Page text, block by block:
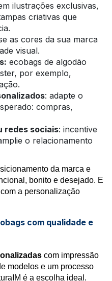
ilustrações exclusivas,
criativas que
as cores da sua marca
visual.
ecobags de algodão
por exemplo,
: adapte o
compras,
redes sociais: incentive
o relacionamento
da marca e
bonito e desejado. E
a personalização
com qualidade e
com impressão
modelos e um processo
é a escolha ideal.